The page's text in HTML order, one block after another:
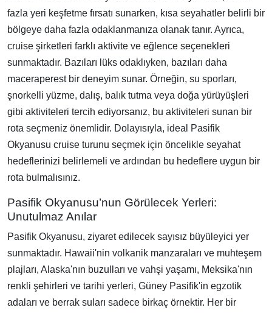
fazla yeri keşfetme fırsatı sunarken, kısa seyahatler belirli bir
bölgeye daha fazla odaklanmanıza olanak tanır. Ayrıca,
cruise şirketleri farklı aktivite ve eğlence seçenekleri
sunmaktadır. Bazıları lüks odaklıyken, bazıları daha
maceraperest bir deneyim sunar. Örneğin, su sporları,
şnorkelli yüzme, dalış, balık tutma veya doğa yürüyüşleri
gibi aktiviteleri tercih ediyorsanız, bu aktiviteleri sunan bir
rota seçmeniz önemlidir. Dolayısıyla, ideal Pasifik
Okyanusu cruise turunu seçmek için öncelikle seyahat
hedeflerinizi belirlemeli ve ardından bu hedeflere uygun bir
rota bulmalısınız.
Pasifik Okyanusu’nun Görülecek Yerleri:
Unutulmaz Anılar
Pasifik Okyanusu, ziyaret edilecek sayısız büyüleyici yer
sunmaktadır. Hawaii'nin volkanik manzaraları ve muhteşem
plajları, Alaska'nın buzulları ve vahşi yaşamı, Meksika'nın
renkli şehirleri ve tarihi yerleri, Güney Pasifik'in egzotik
adaları ve berrak suları sadece birkaç örnektir. Her bir